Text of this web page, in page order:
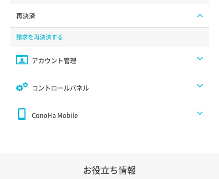
再決済
請求を再決済する
アカウント管理
コントロールパネル
ConoHa Mobile
お役立ち情報